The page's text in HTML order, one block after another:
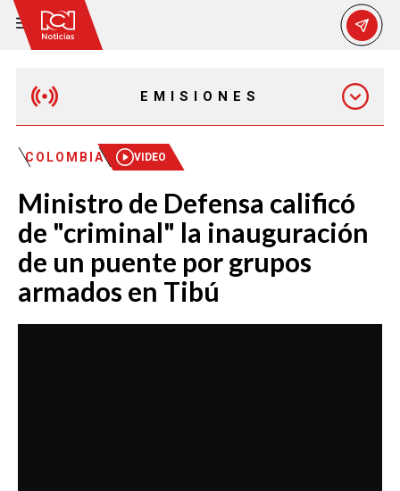
EMISIONES
MAÑANA EXPRESS
EMISIÓN 12:30 PM
EMISIÓN 7:00 PM
EMISIÓN 11:30 PM
COLOMBIA VIDEO
Ministro de Defensa calificó
de "criminal" la inauguración
de un puente por grupos
armados en Tibú